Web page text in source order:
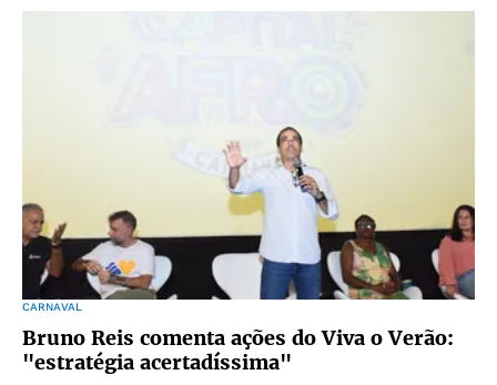
CARNAVAL
Bruno Reis comenta ações do Viva o Verão:
"estratégia acertadíssima"